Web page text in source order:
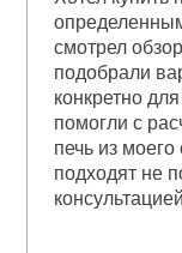
смотрел
подобрали
конкретно
помогли с
печь из
подходят не